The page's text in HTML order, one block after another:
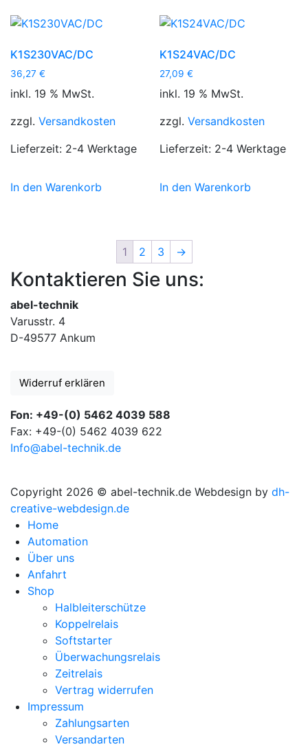
K1S230VAC/DC
36,27 €
inkl. 19 % MwSt.
zzgl. Versandkosten
Lieferzeit: 2-4 Werktage
In den Warenkorb
K1S24VAC/DC
27,09€
inkl. 19 % MwSt.
zzgl.Versandkosten
Lieferzeit: 2-4 Werktage
In den Warenkorb
1 2 3 →
Kontaktieren Sie uns:
abel-technik
Varusstr. 4
D-49577 Ankum
Widerruf erklären
Fon: +49-(0) 5462 4039 588
Fax: +49-(0) 5462 4039 622
Info@abel-technik.de
Copyright 2026 © abel-technik.de Webdesign by dh-
creative-webdesign.de
Home
Automation
Über uns
Anfahrt
Shop
Halbleiterschütze
Koppelrelais
Softstarter
Überwachungsrelais
Zeitrelais
Vertrag widerrufen
Impressum
Zahlungsarten
Versandarten